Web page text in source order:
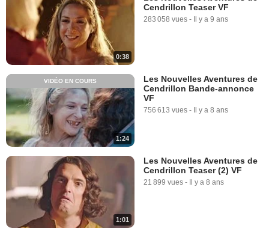
0:38
Cendrillon Teaser VF
283 058 vues - Il y a 9 ans
1:24
VIDÉO EN COURS
Les Nouvelles Aventures de
Cendrillon Bande-annonce
VF
756 613 vues - Il y a 8 ans
1:01
Les Nouvelles Aventures de
Cendrillon Teaser (2) VF
21 899 vues - Il y a 8 ans